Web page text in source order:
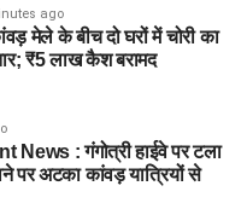
ago
मेले के बीच दो घरों में चोरी का
₹5 लाख कैश बरामद
: गंगोत्री हाईवे पर टला
पर अटका कांवड़ यात्रियों से